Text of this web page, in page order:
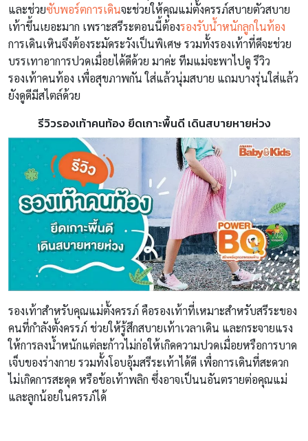
และช่วยซับพอร์ตการเดินจะช่วยให้คุณแม่ตั้งครรภ์สบายตัวสบาย
เท้าขึ้นเยอะมาก เพราะสรีระตอนนี้ต้องรองรับน้ำหนักลูกในท้อง
การเดินเหินจึงต้องระมัดระวังเป็นพิเศษ รวมทั้งรองเท้าที่ดีจะช่วย
บรรเทาอาการปวดเมื่อยได้ดีด้วย มาค่ะ ทีมแม่จะพาไปดู รีวิว
รองเท้าคนท้อง เพื่อสุขภาพกัน ใส่แล้วนุ่มสบาย แถมบางรุ่นใส่แล้ว
ยังดูดีมีสไตล์ด้วย
รีวิวรองเท้าคนท้อง ยึดเกาะพื้นดี เดินสบายหายห่วง
รองเท้าสำหรับคุณแม่ตั้งครรภ์ คือรองเท้าที่เหมาะสำหรับสรีระของ
คนที่กำลังตั้งครรภ์ ช่วยให้รู้สึกสบายเท้าเวลาเดิน และกระจายแรง
ให้การลงน้ำหนักแต่ละก้าวไม่ก่อให้เกิดความปวดเมื่อยหรือการบาด
เจ็บของร่างกาย รวมทั้งโอบอุ้มสรีระเท้าได้ดี เพื่อการเดินที่สะดวก
ไม่เกิดการสะดุด หรือข้อเท้าพลิก ซึ่งอาจเป็นนอันตรายต่อคุณแม่
และลูกน้อยในครรภ์ได้